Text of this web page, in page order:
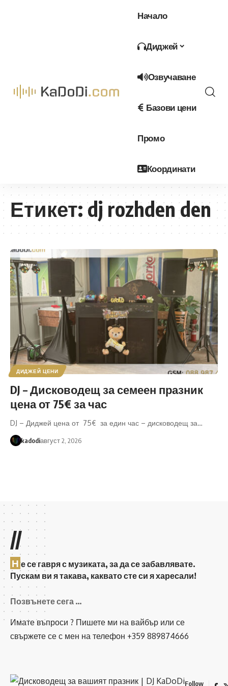
Начало
Диджей
Озвучаване
Базови цени
Промо
Координати
Етикет:dj rozhden den
ДИДЖЕЙ ЦЕНИ
DJ – Дисководещ за семеен празник
цена от 75€ за час
DJ – Диджей цена от 75€ за един час – дисководещ за…
kadodiавгуст 2, 2026
//
Н е се гавря с музиката, за да се забавлявате.
Пускам ви я такава, каквато сте си я харесали!
Позвънете сега …
Имате въпроси ? Пишете ми на вайбър или се
свържете се с мен на телефон +359 889874666
Follow